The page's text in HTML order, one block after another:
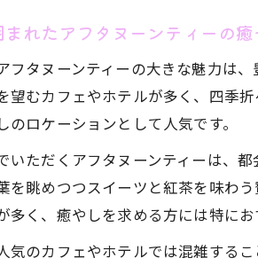
まれたアフタヌーンティーの
フタヌーンティーの大きな魅力は
望むカフェやホテルが多く、四季
のロケーションとして人気です。
いただくアフタヌーンティーは、
を眺めつつスイーツと紅茶を味わ
多く、癒やしを求める方には特にお
気のカフェやホテルでは混雑する